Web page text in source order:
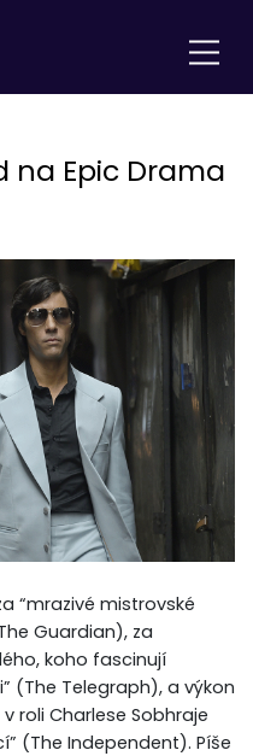
na Epic Drama
“mrazivé mistrovské
Guardian), za
koho fascinují
(The Telegraph), a výkon
roli Charlese Sobhraje
(The Independent). Píše